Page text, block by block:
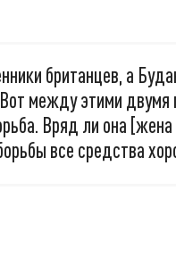
британцев, а
между этими двумя
Вряд ли она
все средства